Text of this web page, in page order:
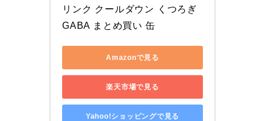
リンク クールダウン くつろぎ
GABA まとめ買い 缶
Amazonで見る
楽天市場で見る
Yahoo!ショッピングで見る